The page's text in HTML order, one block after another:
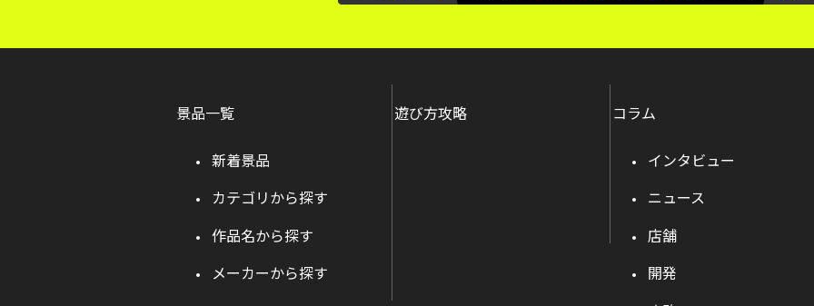
景品一覧
新着景品
カテゴリから探す
作品名から探す
メーカーから探す
遊び方攻略 コラム
インタビュー
ニュース
店舗
開発